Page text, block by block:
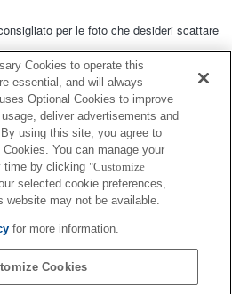
per le foto che desideri scattare
Completamente compatibile
Compatibile, ma con restrizioni
Cookies to operate this
essential, and will always
Optional Cookies to improve
deliver advertisements and
using this site, you agree to
You can manage your
time by clicking "Customize
selected cookie preferences,
website may not be available.
for more information.
Cookies